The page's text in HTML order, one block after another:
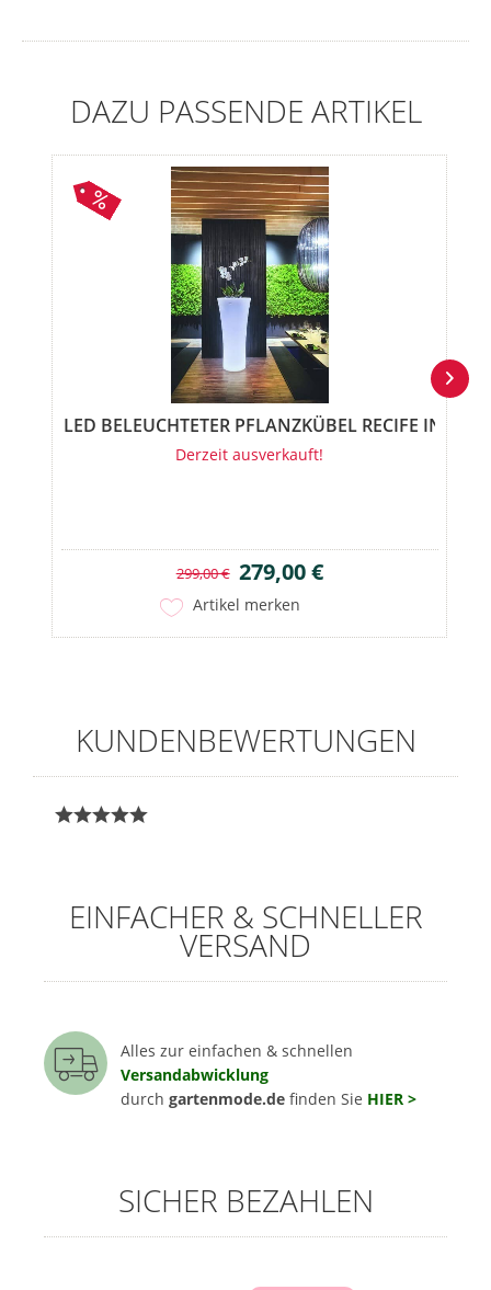
DAZU PASSENDE ARTIKEL
LED BELEUCHTETER PFLANZKÜBEL RECIFE IN...
Derzeit ausverkauft!
Artikel merken
299,00 € 279,00 €
KUNDENBEWERTUNGEN
EINFACHER & SCHNELLER
VERSAND
Alles zur einfachen & schnellen
Versandabwicklung
durch gartenmode.de finden Sie HIER >
SICHER BEZAHLEN